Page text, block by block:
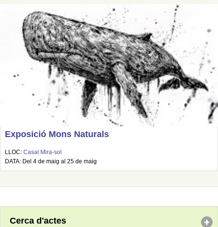
Exposició Mons Naturals
LLOC: Casal Mira-sol
DATA: Del 4 de maig al 25 de maig
Cerca d'actes